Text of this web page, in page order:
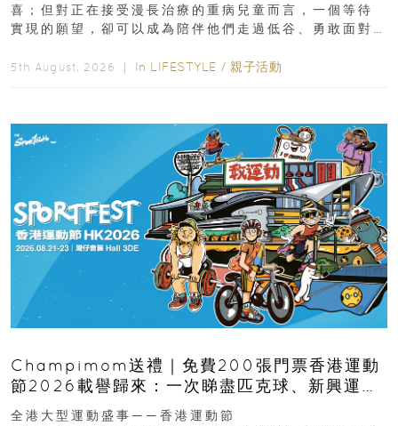
喜；但對正在接受漫長治療的重病兒童而言，一個等待
實現的願望，卻可以成為陪伴他們走過低谷、勇敢面對
5th August, 2026 ｜ In LIFESTYLE / 親子活動
Champimom送禮｜免費200張門票香港運動
節2026載譽歸來：一次睇盡匹克球、新興運
動、街舞比賽＋逾百運動品牌展覽
全港大型運動盛事——香港運動節